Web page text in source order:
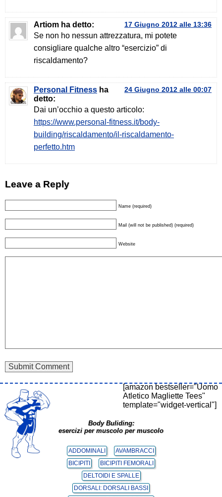
Artiom ha detto: 17 Giugno 2012 alle 13:36
Se non ho nessun attrezzatura, mi potete
consigliare qualche altro “esercizio” di
riscaldamento?
Personal Fitness ha
detto:
24 Giugno 2012 alle 00:07
Dai un’occhio a questo articolo:
https://www.personal-fitness.it/body-
building/riscaldamento/il-riscaldamento-
perfetto.htm
Leave a Reply
Name (required)
Mail (will not be published) (required)
Website
[amazon bestseller="Uomo
Atletico Magliette Tees"
template="widget-vertical"]
Body Buliding:
esercizi per muscolo per muscolo
ADDOMINALI
AVAMBRACCI
BICIPITI
BICIPITI FEMORALI
DELTOIDI E SPALLE
DORSALI: DORSALI BASSI